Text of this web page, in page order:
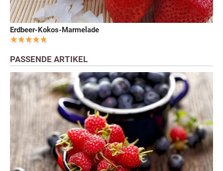
Erdbeer-Kokos-Marmelade
PASSENDE ARTIKEL